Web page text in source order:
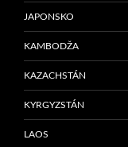
JAPONSKO
KAMBODŽA
KAZACHSTÁN
KYRGYZSTÁN
LAOS